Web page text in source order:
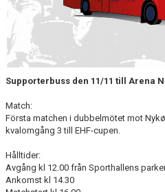
TRÄNINGSTIDER
TABELL
HANDBOLLSLIGANDAM.SE
SPELSCHEMA
MATCHPROGRAM
Supporterbuss den 11/11 till Arena
Match:
Första matchen i dubbelmötet mot
kvalomgång 3 till EHF-cupen.
Hålltider:
Avgång kl 12.00 från Sporthallens
Ankomst kl 14.30